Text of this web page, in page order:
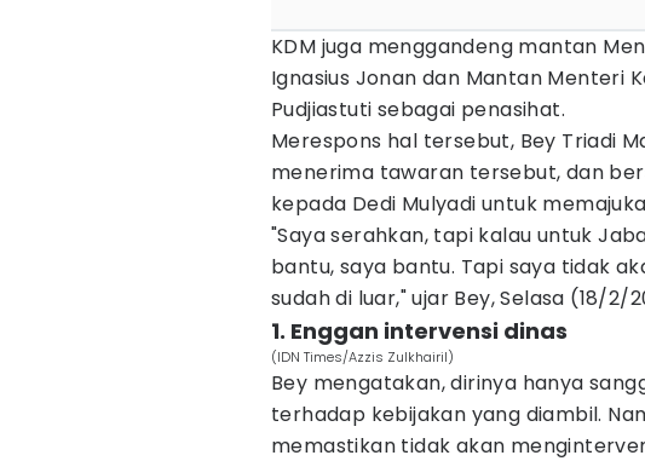
KDM juga menggandeng mantan
Ignasius Jonan dan Mantan Menteri
Pudjiastuti sebagai penasihat.
Merespons hal tersebut, Bey Triadi
menerima tawaran tersebut, dan
kepada Dedi Mulyadi untuk
"Saya serahkan, tapi kalau untuk
bantu, saya bantu. Tapi saya tidak
sudah di luar," ujar Bey, Selasa (18/2/
1. Enggan intervensi dinas
(IDN Times/Azzis Zulkhairil)
Bey mengatakan, dirinya hanya
terhadap kebijakan yang diambil.
memastikan tidak akan